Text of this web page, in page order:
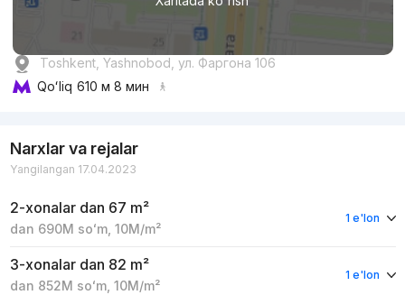
Toshkent, Yashnobod, ул. Фаргона 106
Qoʻliq 610 м 8 мин
Narxlar va rejalar
Yangilangan 17.04.2023
2-xonalar dan 67 m²
dan 690M soʻm, 10M/m²
1 e'lon
3-xonalar dan 82 m²
dan 852M soʻm, 10M/m²
1 e'lon